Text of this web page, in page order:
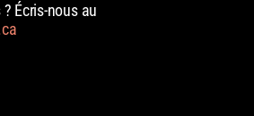
Écris-nous au